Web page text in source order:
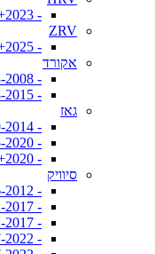
- 2023+
ZRV
- 2025+
אקורד
- 2003-2008
- 2008-2015
גאז
- 2009-2014
- 2015-2020
- 2020+
סיוויק
- 2006-2012
- 2012-2017
- 2012-2017 (הצ'בק)
- 2017-2022